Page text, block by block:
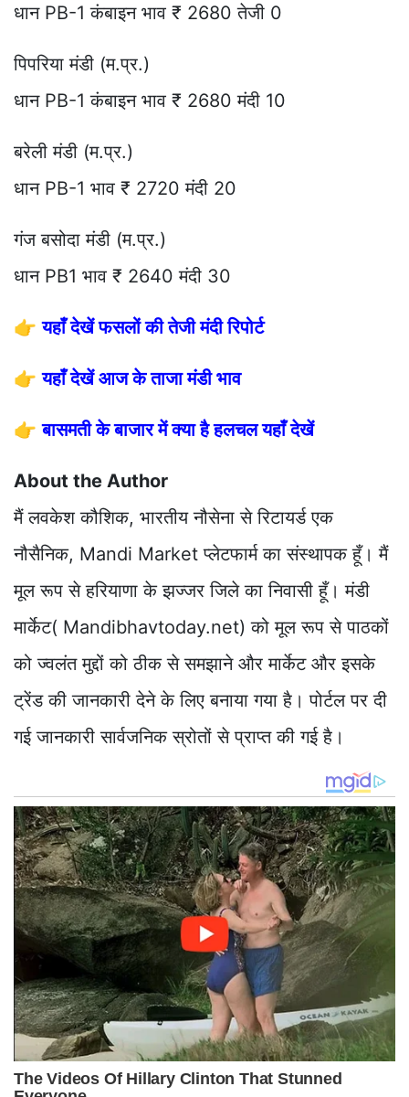
धान PB-1 कंबाइन भाव ₹ 2680 तेजी 0
पिपरिया मंडी (म.प्र.)
धान PB-1 कंबाइन भाव ₹ 2680 मंदी 10
बरेली मंडी (म.प्र.)
धान PB-1 भाव ₹ 2720 मंदी 20
गंज बसोदा मंडी (म.प्र.)
धान PB1 भाव ₹ 2640 मंदी 30
👉यहाँ देखें फसलों की तेजी मंदी रिपोर्ट
👉यहाँ देखें आज के ताजा मंडी भाव
👉बासमती के बाजार में क्या है हलचल यहाँ देखें
About the Author
मैं लवकेश कौशिक, भारतीय नौसेना से रिटायर्ड एक
नौसैनिक, Mandi Market प्लेटफार्म का संस्थापक हूँ। मैं
मूल रूप से हरियाणा के झज्जर जिले का निवासी हूँ। मंडी
मार्केट( Mandibhavtoday.net) को मूल रूप से पाठकों
को ज्वलंत मुद्दों को ठीक से समझाने और मार्केट और इसके
ट्रेंड की जानकारी देने के लिए बनाया गया है। पोर्टल पर दी
गई जानकारी सार्वजनिक स्रोतों से प्राप्त की गई है।